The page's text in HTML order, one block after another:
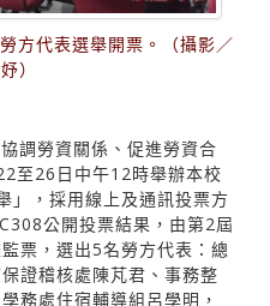
方代表選舉開票。（攝影／
）
調勞資關係、促進勞資合
至26日中午12時舉辦本校
」，採用線上及通訊投票方
公開投票結果，由第2屆
票，選出5名勞方代表：總
證稽核處陳芃君、事務整
務處住宿輔導組呂學明，